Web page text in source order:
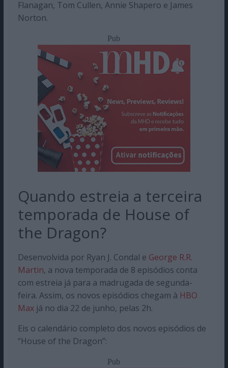
Flanagan, Tom Cullen, Annie Shapero e James
Norton.
Pub
Quando estreia a terceira
temporada de House of
the Dragon?
Desenvolvida por Ryan J. Condal e George R.R.
Martin, a nova temporada de 8 episódios conta
com estreia já para a madrugada de segunda-
feira. Assim, os novos episódios chegam à HBO
Maxjá no dia 22 de junho, pelas 2h.
Eis o calendário completo dos novos episódios de
“House of the Dragon”:
Pub